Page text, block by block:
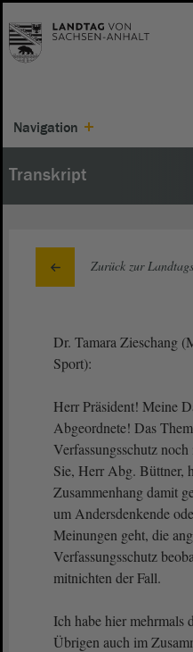
Navigation
Transkript
Zurück zur
Dr. Tamara Zieschang
Sport):
Herr Präsident! Meine
Abgeordnete! Das
Verfassungsschutz
Sie, Herr Abg. Büttner,
Zusammenhang damit
um Andersdenkende
Meinungen geht, die
Verfassungsschutz
mitnichten der Fall.
Ich habe hier
Übrigen auch im